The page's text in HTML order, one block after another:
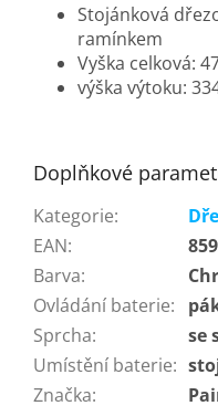
Stojánková
ramínkem
Vyška celková:
výška výtoku:
Doplňkové
Kategorie:
EAN:
Barva:
Ovládání baterie:
Sprcha:
se
Umístění baterie:
Značka: